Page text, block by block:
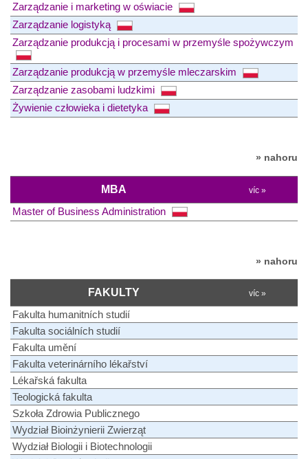
Zarządzanie i marketing w oświacie
Zarządzanie logistyką
Zarządzanie produkcją i procesami w przemyśle spożywczym
Zarządzanie produkcją w przemyśle mleczarskim
Zarządzanie zasobami ludzkimi
Żywienie człowieka i dietetyka
» nahoru
MBA víc »
Master of Business Administration
» nahoru
FAKULTY víc »
Fakulta humanitních studií
Fakulta sociálních studií
Fakulta umění
Fakulta veterinárního lékařství
Lékařská fakulta
Teologická fakulta
Szkoła Zdrowia Publicznego
Wydział Bioinżynierii Zwierząt
Wydział Biologii i Biotechnologii